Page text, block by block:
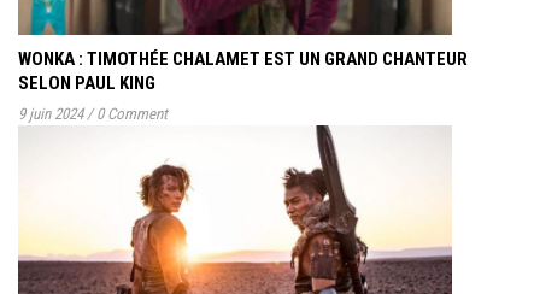
WONKA : TIMOTHÉE CHALAMET EST UN GRAND CHANTEUR
SELON PAUL KING
9 juin 2024 / 0 Comment